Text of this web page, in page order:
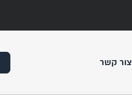
צור קשר